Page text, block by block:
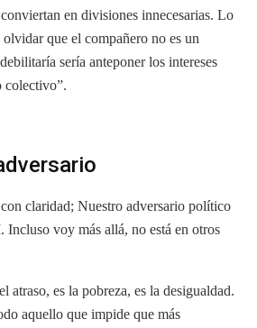
en divisiones innecesarias. Lo
que el compañero no es un
sería anteponer los intereses
colectivo”.
claridad; Nuestro adversario político
Incluso voy más allá, no está en otros
atraso, es la pobreza, es la desigualdad.
aquello que impide que más